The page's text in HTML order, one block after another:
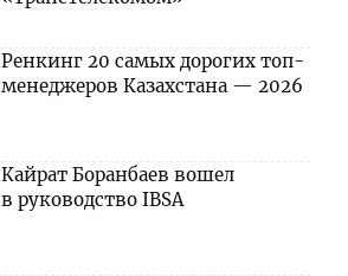
Ренкинг 20 самых дорогих топ-
менеджеров Казахстана — 2026
Кайрат Боранбаев вошел
в руководство IBSA